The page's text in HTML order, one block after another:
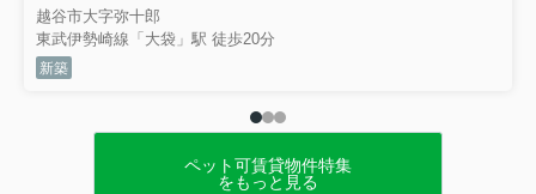
越谷市大字弥十郎
東武伊勢崎線「大袋」駅 徒歩20分
新築
ペット可賃貸物件特集
をもっと見る